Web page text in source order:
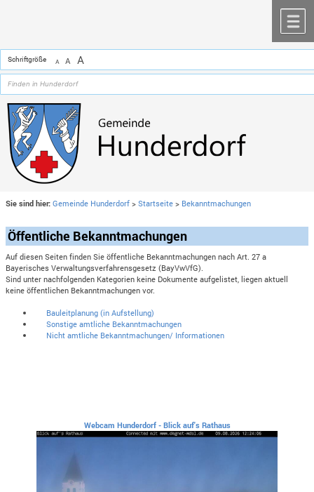
Schriftgröße A A A
Sie sind hier: Gemeinde Hunderdorf >Startseite > Bekanntmachungen
Öffentliche Bekanntmachungen
Auf diesen Seiten finden Sie öffentliche Bekanntmachungen nach Art. 27 a
Bayerisches Verwaltungsverfahrensgesetz (BayVwVfG).
Sind unter nachfolgenden Kategorien keine Dokumente aufgelistet, liegen aktuell
keine öffentlichen Bekanntmachungen vor.
Bauleitplanung (in Aufstellung)
Sonstige amtliche Bekanntmachungen
Nicht amtliche Bekanntmachungen/ Informationen
Webcam Hunderdorf - Blick auf's Rathaus